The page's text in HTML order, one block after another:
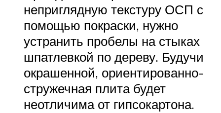
неприглядную текстуру ОСП с
помощью покраски, нужно
устранить пробелы на стыках
шпатлевкой по дереву. Будучи
окрашенной, ориентированно-
стружечная плита будет
неотличима от гипсокартона.